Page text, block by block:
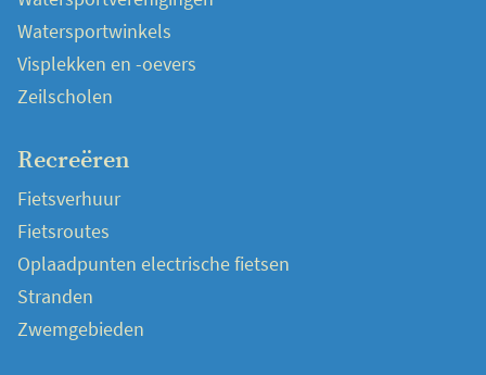
Watersportwinkels
Visplekken en -oevers
Zeilscholen
Recreëren
Fietsverhuur
Fietsroutes
Oplaadpunten electrische fietsen
Stranden
Zwemgebieden